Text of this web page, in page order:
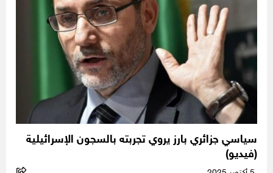
سياسي جزائري بارز يروي تجربته بالسجون الإسرائيلية
(فيديو)